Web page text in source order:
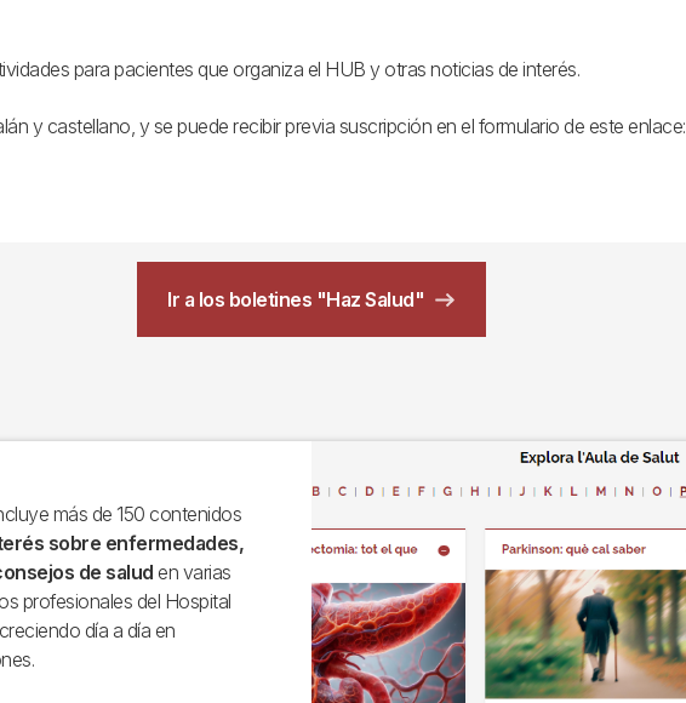
para pacientes que organiza el HUB y otras noticias de interés.
y castellano, y se puede recibir previa suscripción en el formulario de este enlace:
Ir a los boletines "Haz Salud"
más de 150 contenidos
sobre enfermedades,
de salud en varias
profesionales del Hospital
día a día en